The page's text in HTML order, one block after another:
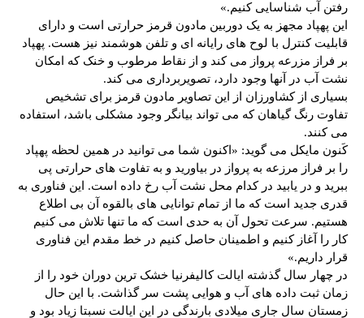
رفتن آب شناسایی کنیم.»
این پهپاد مجهز به یک دوربین مادون قرمز حرارتی است و دارای
قابلیت کنترل با لوح های رایانه ای و تلفن هوشمند نیز هست. پهپاد
بر فراز مزرعه پرواز می کند و از نقاط مرطوب و خنک که امکان
نشت آب در آنها وجود دارد، تصویربرداری می کند.
بسیاری از کشاورزان از این تصاویر مادون قرمز برای تشخیص
تفاوت رنگ گیاهان که می تواند بیانگر وجود مشکلی باشد، استفاده
می کنند.
کَنون مایکل می گوید: «اکنون شما می توانید در همین لحظه پهپاد
را بر فراز مرزعه به پرواز در بیاورید و به تفاوت های حرارتی پی
ببرید و در یابید در کدام محل نشت آب رخ داده است. این فناوری به
قدری جدید است که ما از تمام توانایی های بالقوه آن بی اطلاع
هستیم. سرعت تحول آن به حدی است که ما تنها تلاش می کنیم
کار را آغاز کنیم و اطمینان حاصل کنیم در خط مقدم این فناوری
قرار داریم.»
در چهار سال گذشته ایالت کالیفرنیا خشک ترین دوران خود را از
زمان ثبت داده های آب و هوایی پشت سر گذاشت. با این حال
زمستان سال جاری میلادی بارندگی در این ایالت نسبتا زیاد بود و